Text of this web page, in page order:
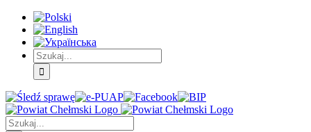
Skip
Treść
główna
Skip
Menu
główne
Skip
Menu
dodatkowe
Szukaj
Śledź
sprawę
E-
PUAP
Facebook BIP Instagram
Szukaj